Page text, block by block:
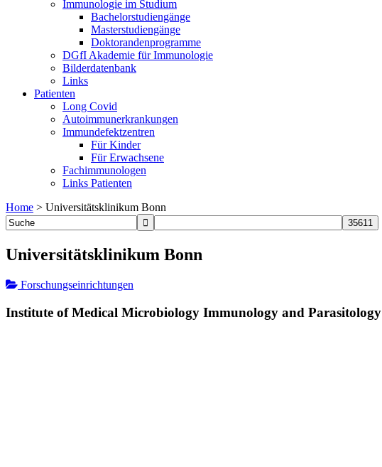
Immunologie im Studium
Bachelorstudiengänge
Masterstudiengänge
Doktorandenprogramme
DGfI Akademie für Immunologie
Bilderdatenbank
Links
Patienten
Long Covid
Autoimmunerkrankungen
Immundefektzentren
Für Kinder
Für Erwachsene
Fachimmunologen
Links Patienten
Home > Universitätsklinikum Bonn
Universitätsklinikum Bonn
Forschungseinrichtungen
Institute of Medical Microbiology Immunology and Parasitology